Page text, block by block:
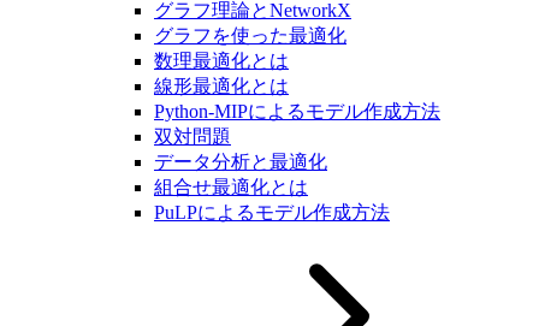
グラフ理論とNetworkX
グラフを使った最適化
数理最適化とは
線形最適化とは
Python-MIPによるモデル作成方法
双対問題
データ分析と最適化
組合せ最適化とは
PuLPによるモデル作成方法